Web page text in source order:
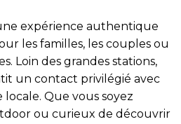
expérience authentique
les familles, les couples ou
Loin des grandes stations,
un contact privilégié avec
Que vous soyez
ou curieux de découvrir